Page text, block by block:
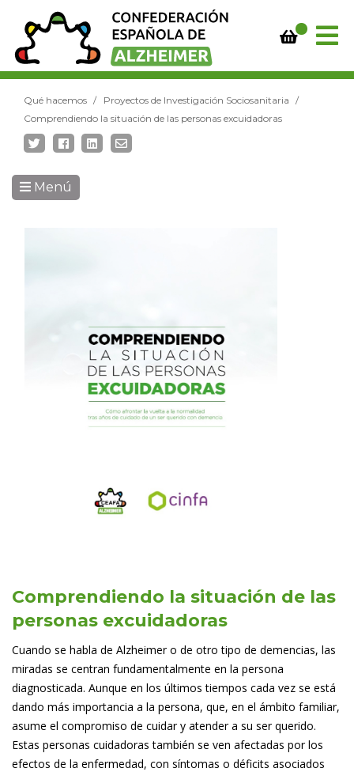
Qué hacemos
Proyectos de Investigación Sociosanitaria
Comprendiendo la situación de las personas excuidadoras
Menú
Comprendiendo la situación de las
personas excuidadoras
Cuando se habla de Alzheimer o de otro tipo de demencias, las
miradas se centran fundamentalmente en la persona
diagnosticada. Aunque en los últimos tiempos cada vez se está
dando más importancia a la persona, que, en el ámbito familiar,
asume el compromiso de cuidar y atender a su ser querido.
Estas personas cuidadoras también se ven afectadas por los
efectos de la enfermedad, con síntomas o déficits asociados